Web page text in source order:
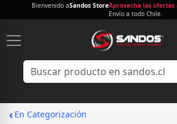
Bienvenido aSandos StoreAprovecha las ofertas
· Envío a todo Chile.
‹ En Categorización